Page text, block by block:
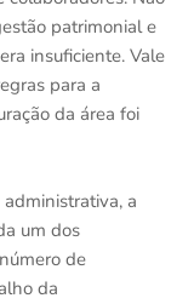
patrimonial e
insuficiente. Vale
para a
da área foi
a
um dos
de
da